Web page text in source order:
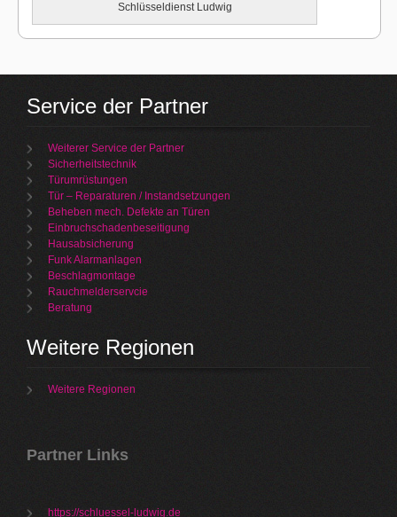
Schlüsseldienst Ludwig
Service der Partner
Weiterer Service der Partner
Sicherheitstechnik
Türumrüstungen
Tür – Reparaturen / Instandsetzungen
Beheben mech. Defekte an Türen
Einbruchschadenbeseitigung
Hausabsicherung
Funk Alarmanlagen
Beschlagmontage
Rauchmelderservcie
Beratung
Weitere Regionen
Weitere Regionen
Partner Links
https://schluessel-ludwig.de